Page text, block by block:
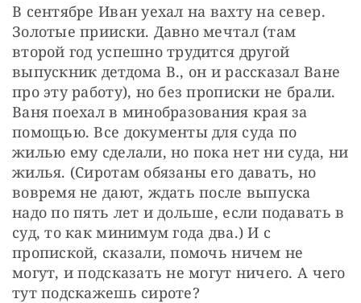
В сентябре Иван уехал на вахту на север.
Золотые прииски. Давно мечтал (там
второй год успешно трудится другой
выпускник детдома В., он и рассказал Ване
про эту работу), но без прописки не брали.
Ваня поехал в минобразования края за
помощью. Все документы для суда по
жилью ему сделали, но пока нет ни суда, ни
жилья. (Сиротам обязаны его давать, но
вовремя не дают, ждать после выпуска
надо по пять лет и дольше, если подавать в
суд, то как минимум года два.) И с
пропиской, сказали, помочь ничем не
могут, и подсказать не могут ничего. А чего
тут подскажешь сироте?